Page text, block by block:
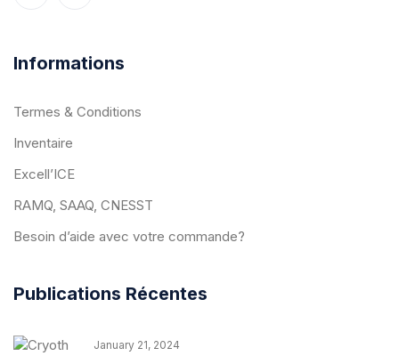
Informations
Termes & Conditions
Inventaire
Excell’ICE
RAMQ, SAAQ, CNESST
Besoin d’aide avec votre commande?
Publications Récentes
January 21, 2024